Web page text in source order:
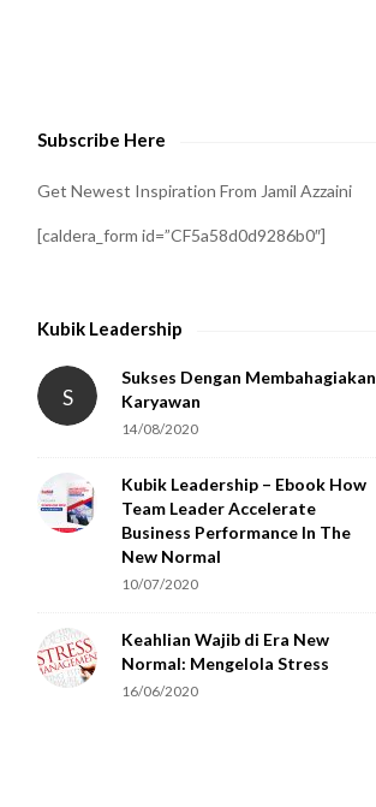
Subscribe Here
Get Newest Inspiration From Jamil Azzaini
[caldera_form id=”CF5a58d0d9286b0″]
Kubik Leadership
S
Sukses Dengan Membahagiakan
Karyawan
14/08/2020
Kubik Leadership – Ebook How
Team Leader Accelerate
Business Performance In The
New Normal
10/07/2020
Keahlian Wajib di Era New
Normal: Mengelola Stress
16/06/2020